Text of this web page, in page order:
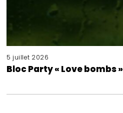
5 juillet 2026
Bloc Party « Love bombs »